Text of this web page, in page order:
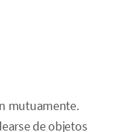
mutuamente.
de objetos